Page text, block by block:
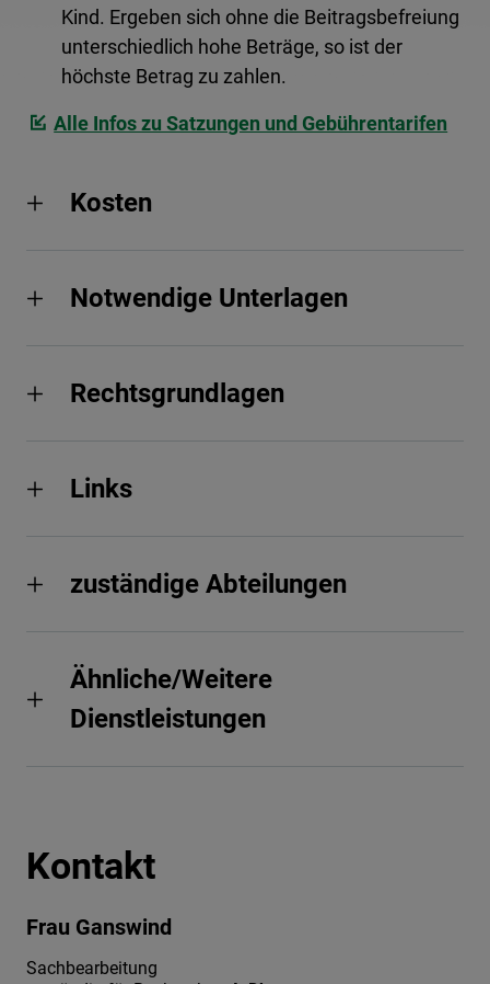
Kind. Ergeben sich ohne die Beitragsbefreiung
unterschiedlich hohe Beträge, so ist der
höchste Betrag zu zahlen.
Alle Infos zu Satzungen und Gebührentarifen
Kosten
Notwendige Unterlagen
Rechtsgrundlagen
Links
zuständige Abteilungen
Ähnliche/Weitere
Dienstleistungen
Kontakt
Frau Ganswind
Sachbearbeitung